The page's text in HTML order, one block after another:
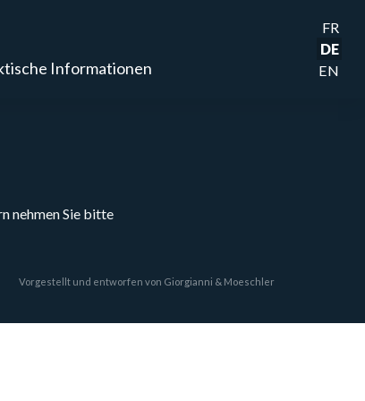
Informationen
FR
DE
EN
nehmen Sie bitte
Vorgestellt und entworfen von Giorgianni & Moeschler